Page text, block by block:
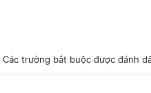
Các trường bắt buộc được đánh